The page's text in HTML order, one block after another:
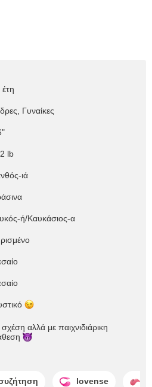
Γυναίκες
lb
ιά
ή/Καυκάσιος-α
αλλά με παιχνιδιάρικη
lovense